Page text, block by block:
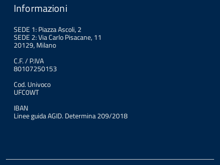
Informazioni
SEDE 1: Piazza Ascoli, 2
SEDE 2: Via Carlo Pisacane, 11
20129, Milano
C.F. / P.IVA
80107250153
Cod. Univoco
UFC0WT
IBAN
Linee guida AGID. Determina 209/2018